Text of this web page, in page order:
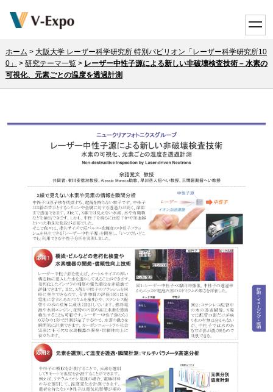
ホーム > 大阪大学 レーザー科学研究所 特別パビリオン「レーザー科学研究所10
0」
> 研究テーマ一覧> レーザー中性子源による新しい非破壊検査技術 – 水素の
可視化、元素ごとの温度を透過計測